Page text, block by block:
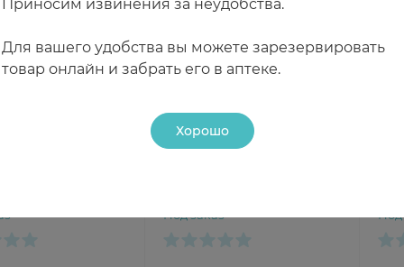
Под заказ Под
Приносим извинения за неудобства.
Для вашего удобства вы можете зарезервировать
товар онлайн и забрать его в аптеке.
Хорошо